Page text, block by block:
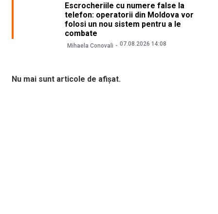
Escrocheriile cu numere false la
telefon: operatorii din Moldova vor
folosi un nou sistem pentru a le
combate
Mihaela Conovali 07.08.2026 14:08
Nu mai sunt articole de afișat.